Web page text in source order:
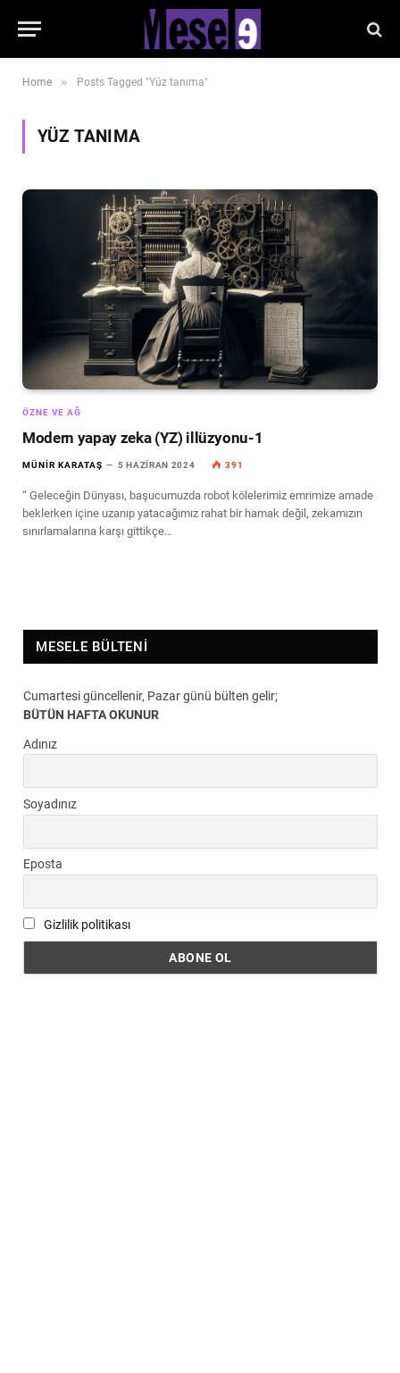
Home » Posts Tagged "Yüz tanıma"
YÜZ TANIMA
ÖZNE VE AĞ
Modern yapay zeka (YZ) illüzyonu-1
MÜNIR KARATAŞ 5 HAZIRAN 2024 391
“ Geleceğin Dünyası, başucumuzda robot kölelerimiz emrimize amade
beklerken içine uzanıp yatacağımız rahat bir hamak değil, zekamızın
sınırlamalarına karşı gittikçe…
MESELE BÜLTENI
Cumartesi güncellenir, Pazar günü bülten gelir;
BÜTÜN HAFTA OKUNUR
Adınız
Soyadınız
Eposta
Gizlilik politikası